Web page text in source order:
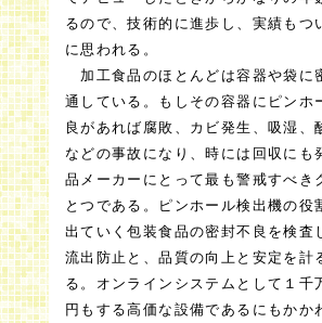
るので、技術的に進歩し、実績もつ
に思われる。
加工食品のほとんどは容器や袋に
通している。もしその容器にピンホ
良があれば腐敗、カビ発生、吸湿、
などの事故になり、時には回収にも
品メーカーにとって最も警戒すべき
とつである。ピンホール検出機の役
出ていく包装食品の密封不良を検査
流出防止と、品質の向上と安定を計
る。オンラインシステムとして１千
円もする高価な設備であるにもかか